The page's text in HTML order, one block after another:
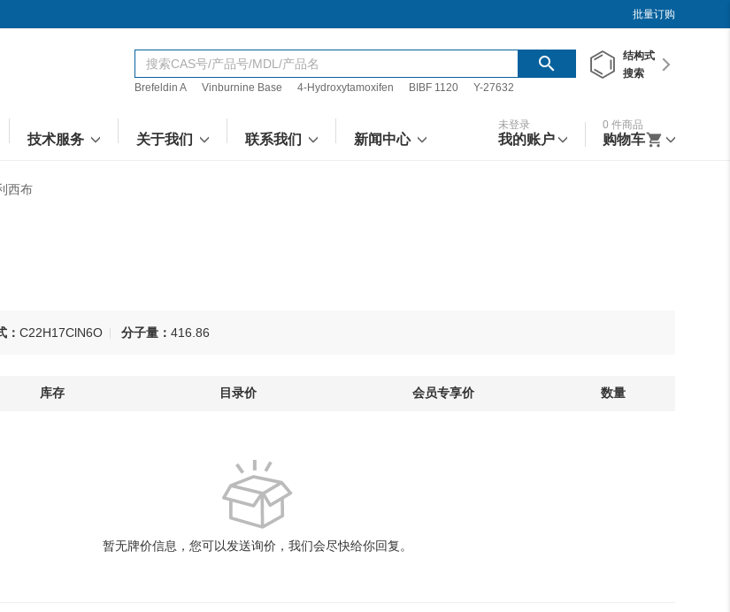
批量订购
结构式
搜索
Brefeldin A
Vinburnine Base 4-Hydroxytamoxifen BIBF 1120 Y-27632
技术服务 关于我们 联系我们 新闻中心
未登录
我的账户
0 件商品
购物车
西布
： C22H17ClN6O 分子量： 416.86
库存 目录价 会员专享价 数量
暂无牌价信息，您可以发送询价，我们会尽快给你回复。